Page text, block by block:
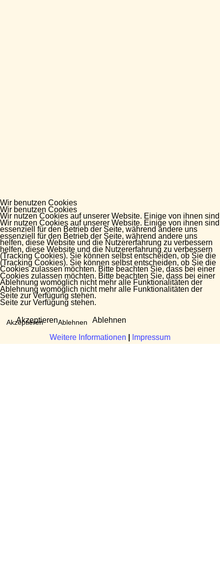
Wir benutzen Cookies
Wir nutzen Cookies auf unserer Website. Einige von ihnen sind
essenziell für den Betrieb der Seite, während andere uns
helfen, diese Website und die Nutzererfahrung zu verbessern
(Tracking Cookies). Sie können selbst entscheiden, ob Sie die
Cookies zulassen möchten. Bitte beachten Sie, dass bei einer
Ablehnung womöglich nicht mehr alle Funktionalitäten der
Seite zur Verfügung stehen.
Akzeptieren Ablehnen
Weitere Informationen Impressum
Wir benutzen Cookies
Wir nutzen Cookies auf unserer Website. Einige von ihnen sind
essenziell für den Betrieb der Seite, während andere uns
helfen, diese Website und die Nutzererfahrung zu verbessern
(Tracking Cookies). Sie können selbst entscheiden, ob Sie die
Cookies zulassen möchten. Bitte beachten Sie, dass bei einer
Ablehnung womöglich nicht mehr alle Funktionalitäten der
Seite zur Verfügung stehen.
Akzeptieren Ablehnen
Weitere Informationen Impressum